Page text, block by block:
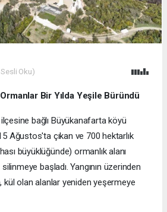
Oku)
Bir Yılda Yeşile Büründü
bağlı Büyükanafarta köyü
Ağustos'ta çıkan ve 700 hektarlık
büyüklüğünde) ormanlık alanı
başladı. Yangının üzerinden
kül olan alanlar yeniden yeşermeye